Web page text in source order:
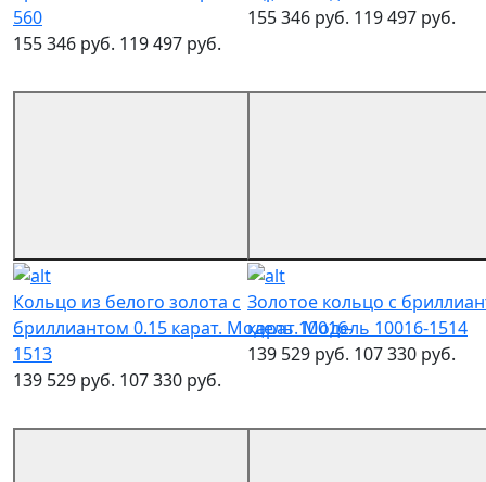
560
155 346 руб. 119 497 руб.
155 346 руб. 119 497 руб.
Кольцо из белого золота с
бриллиантом 0.15 карат. Модель 10016-
1513
139 529 руб. 107 330 руб.
Золотое кольцо с
карат. Модель 10016-1514
139 529 руб. 107 330 руб.